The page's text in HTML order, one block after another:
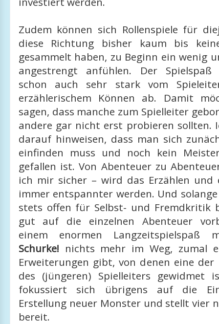
Zudem können sich Rollenspiele für
diese Richtung bisher kaum bis
gesammelt haben, zu Beginn ein wenig
angestrengt anfühlen. Der
schon auch sehr stark vom
erzählerischem Können ab. Damit
sagen, dass manche zum Spielleiter
andere gar nicht erst probieren sollten.
darauf hinweisen, dass man sich
einfinden muss und noch kein
gefallen ist. Von Abenteuer zu
ich mir sicher – wird das Erzählen und
immer entspannter werden. Und
stets offen für Selbst- und Fremdkritik
gut auf die einzelnen Abenteuer
einem enormen
Schurke! nichts mehr im Weg, zumal
Erweiterungen gibt, von denen eine
des (jüngeren) Spielleiters gewidmet
fokussiert sich übrigens auf die
Erstellung neuer Monster und stellt vier
bereit.